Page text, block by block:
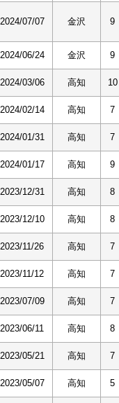
2024/07/07 金沢 9
2024/06/24 金沢 9
2024/03/06 高知 10
2024/02/14 高知 7
2024/01/31 高知 7
2024/01/17 高知 9
2023/12/31 高知 8
2023/12/10 高知 8
2023/11/26 高知 7
2023/11/12 高知 7
2023/07/09 高知 7
2023/06/11 高知 8
2023/05/21 高知 7
2023/05/07 高知 5